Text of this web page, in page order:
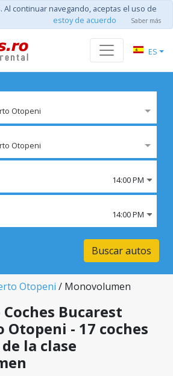
Al continuar navegando, aceptas el uso de
estoy de acuerdo Saber más
ES
Otopeni
Otopeni
14:00 PM
14:00 PM
Buscar autos
Otopeni / Monovolumen
Bucarest
- 17 coches
la clase